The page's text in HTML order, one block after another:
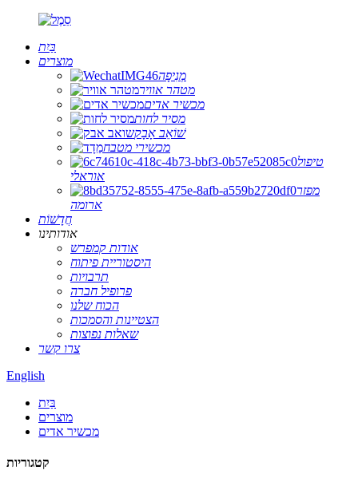
בַּיִת
מוצרים
מְנִיפָה
מטהר אוויר
מכשיר אדים
מסיר לחות
שׁוֹאֵב אָבָק
מכשירי מטבח
טיפול
אוראלי
מפזר
ארומה
חֲדָשׁוֹת
אודותינו
אודות קמפרש
היסטוריית פיתוח
תרבויות
פרופיל חברה
הכוח שלנו
הצטיינות והסמכות
שאלות נפוצות
צרו קשר
English
בַּיִת
מוצרים
מכשיר אדים
קטגוריות